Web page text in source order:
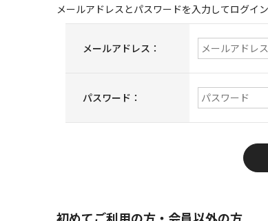
メールアドレスとパスワードを入力してログイン
メールアドレス：
パスワード：